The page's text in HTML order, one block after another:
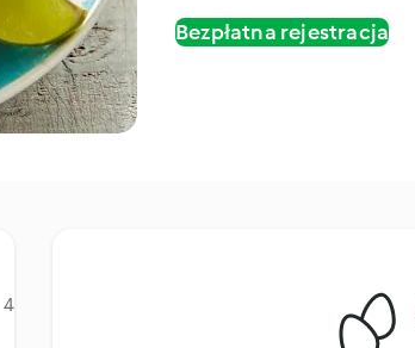
Bezpłatna rejestracja
4